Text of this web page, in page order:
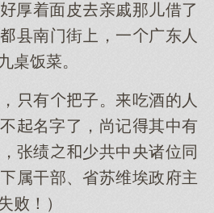
着面皮亲戚那儿借了
县南门街，一广东人
饭菜。
，有子。吃酒的人
名字了，尚记其中有
张绩少共中央诸位同
属干部、省苏维埃政府主
败！）